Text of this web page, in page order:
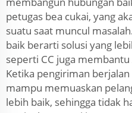
petugas bea cukai, yang
suatu saat muncul
baik berarti solusi yang
seperti CC juga
Ketika pengiriman
mampu memuaskan
lebih baik, sehingga tidak